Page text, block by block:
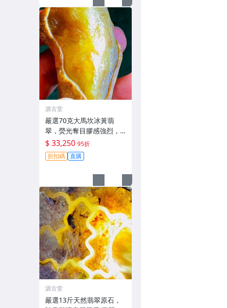
源古堂
嚴選70克大馬坎冰黃翡
翠，熒光奪目膠感強烈，
適合收藏與把玩。 翡翠 碧
玉 A貨 翡翠玉佩
$ 33,250 95折
折扣碼 直購
源古堂
嚴選13斤天然翡翠原石，